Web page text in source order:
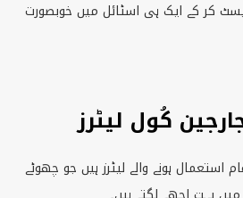
کر کے ایک ہی اسٹائل میں خوبصورت
کُول لیٹرز
استعمال ہونے والے لیٹرز ہیں جو چھوٹے